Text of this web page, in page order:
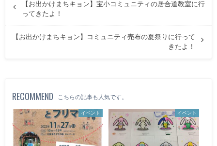
【お出かけまちキョン】宝小コミュニティの居合道教室に行
ってきたよ！
【お出かけまちキョン】コミュニティ売布の夏祭りに行って
きたよ！
RECOMMEND こちらの記事も人気です。
イベント イベント